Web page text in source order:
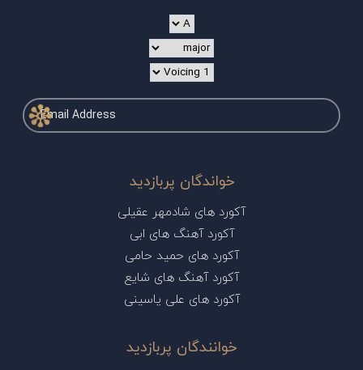
خواندگان پربازدید
آکورد های شادمهر عقیلی
آکورد آهنگ های ابی
آکورد های حمید حامی
آکورد آهنگ های شایع
آکورد های علی یاسینی
خوانندگان پربازدید